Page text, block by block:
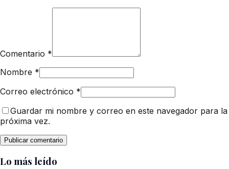
Comentario *
Nombre *
Correo electrónico *
Guardar mi nombre y correo en este navegador para la
próxima vez.
Lo más leído